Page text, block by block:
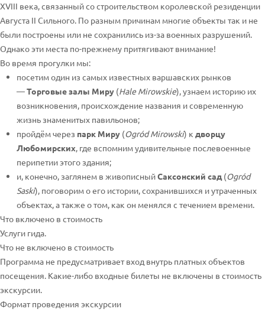
XVIII века, связанный со строительством королевской резиденции
Августа II Сильного. По разным причинам многие объекты так и не
были построены или не сохранились из-за военных разрушений.
Однако эти места по-прежнему притягивают внимание!
Во время прогулки мы:
посетим один из самых известных варшавских рынков
—Торговые залы Миру (Hale Mirowskie), узнаем историю их
возникновения, происхождение названия и современную
жизнь знаменитых павильонов;
пройдём через парк Миру (Ogród Mirowski) к дворцу
Любомирских, где вспомним удивительные послевоенные
перипетии этого здания;
и, конечно, заглянем в живописныйСаксонский сад(Ogród
Saski), поговорим о его истории, сохранившихся и утраченных
объектах, а также о том, как он менялся с течением времени.
Что включено в стоимость
Услуги гида.
Что не включено в стоимость
Программа не предусматривает вход внутрь платных объектов
посещения. Какие-либо входные билеты не включены в стоимость
экскурсии.
Формат проведения экскурсии